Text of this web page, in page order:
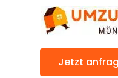
Jetzt